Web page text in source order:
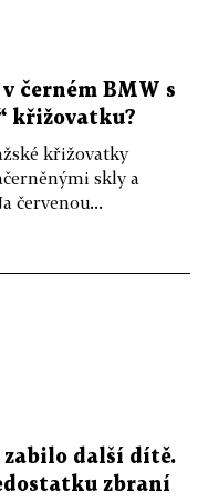
černém BMW s
křižovatku?
křižovatky
skly a
červenou...
zabilo další dítě.
zbraní